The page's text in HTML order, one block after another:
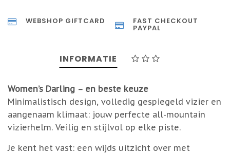
WEBSHOP GIFTCARD FAST CHECKOUT
PAYPAL
INFORMATIE
Women’s Darling – en beste keuze
Minimalistisch design, volledig gespiegeld vizier en
aangenaam klimaat: jouw perfecte all-mountain
vizierhelm. Veilig en stijlvol op elke piste.
Je kent het vast: een wijds uitzicht over met